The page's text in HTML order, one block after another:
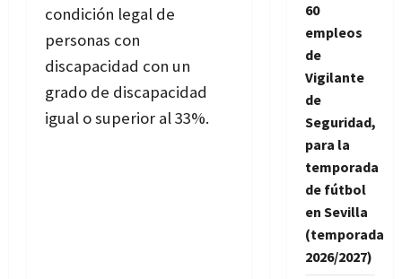
condición legal de
personas con
discapacidad con un
grado de discapacidad
igual o superior al 33%.
60
empleos
de
Vigilante
de
Seguridad,
para la
temporada
de fútbol
en Sevilla
(temporada
2026/2027)